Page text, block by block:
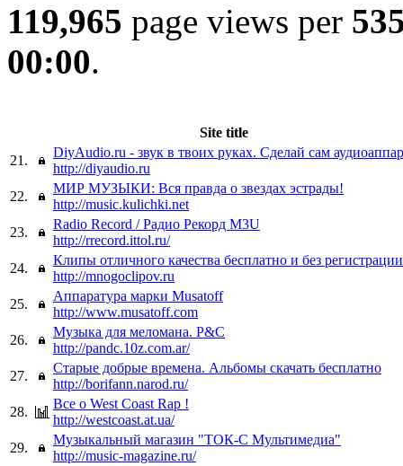
119,965 page views per
00:00.
Site title
21.
DiyAudio.ru - звук в твоих руках. Сделай сам
http://diyaudio.ru
22.
МИР МУЗЫКИ: Вся правда о звездах эстрады!
http://music.kulichki.net
23.
Radio Record / Радио Рекорд M3U
http://rrecord.ittol.ru/
24.
Клипы отличного качества бесплатно и без регистрации
http://mnogoclipov.ru
25.
Аппаратура марки Musatoff
http://www.musatoff.com
26.
Музыка для меломана. P&C
http://pandc.10z.com.ar/
27.
Старые добрые времена. Альбомы скачать бесплатно
http://borifann.narod.ru/
28.
Все о West Coast Rap !
http://westcoast.at.ua/
29.
Музыкальный магазин "ТОК-С Мультимедиа"
http://music-magazine.ru/